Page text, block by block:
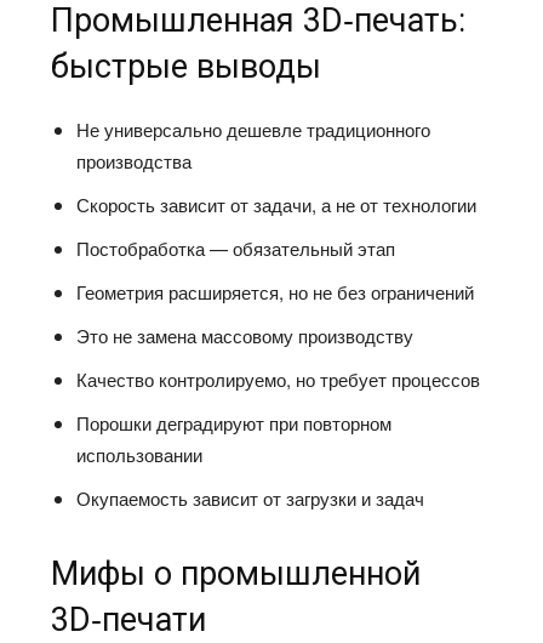
Промышленная 3D‑печать:
быстрые выводы
Не универсально дешевле традиционного
производства
Скорость зависит от задачи, а не от технологии
Постобработка — обязательный этап
Геометрия расширяется, но не без ограничений
Это не замена массовому производству
Качество контролируемо, но требует процессов
Порошки деградируют при повторном
использовании
Окупаемость зависит от загрузки и задач
Мифы о промышленной
3D‑печати